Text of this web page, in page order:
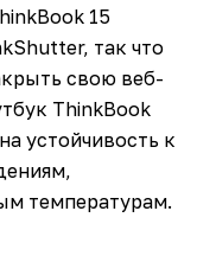
15
так что
свою веб-
ThinkBook
устойчивость к
температурам.